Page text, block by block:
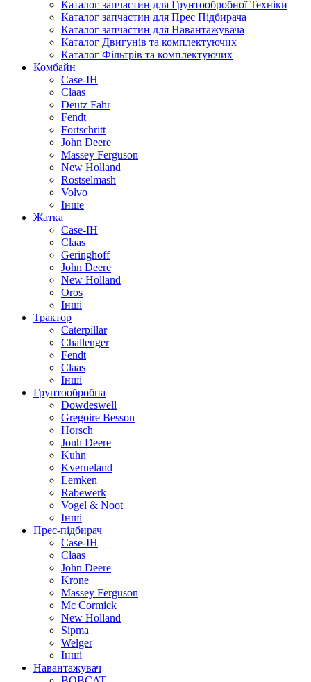
Каталог запчастин для Грунтообробної Техніки
Каталог запчастин для Прес Підбирача
Каталог запчастин для Навантажувача
Каталог Двигунів та комплектуючих
Каталог Фільтрів та комплектуючих
Комбайн
Case-IH
Claas
Deutz Fahr
Fendt
Fortschritt
John Deere
Massey Ferguson
New Holland
Rostselmash
Volvo
Інше
Жатка
Case-IH
Claas
Geringhoff
John Deere
New Holland
Oros
Інші
Трактор
Caterpillar
Challenger
Fendt
Claas
Інші
Грунтообробна
Dowdeswell
Gregoire Besson
Horsch
Jonh Deere
Kuhn
Kverneland
Lemken
Rabewerk
Vogel & Noot
Інші
Прес-підбирач
Case-IH
Claas
John Deere
Krone
Massey Ferguson
Mc Cormick
New Holland
Sipma
Welger
Інші
Навантажувач